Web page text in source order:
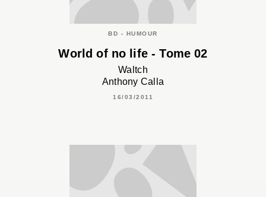
BD - HUMOUR
World of no life - Tome 02
Waltch
Anthony Calla
16/03/2011